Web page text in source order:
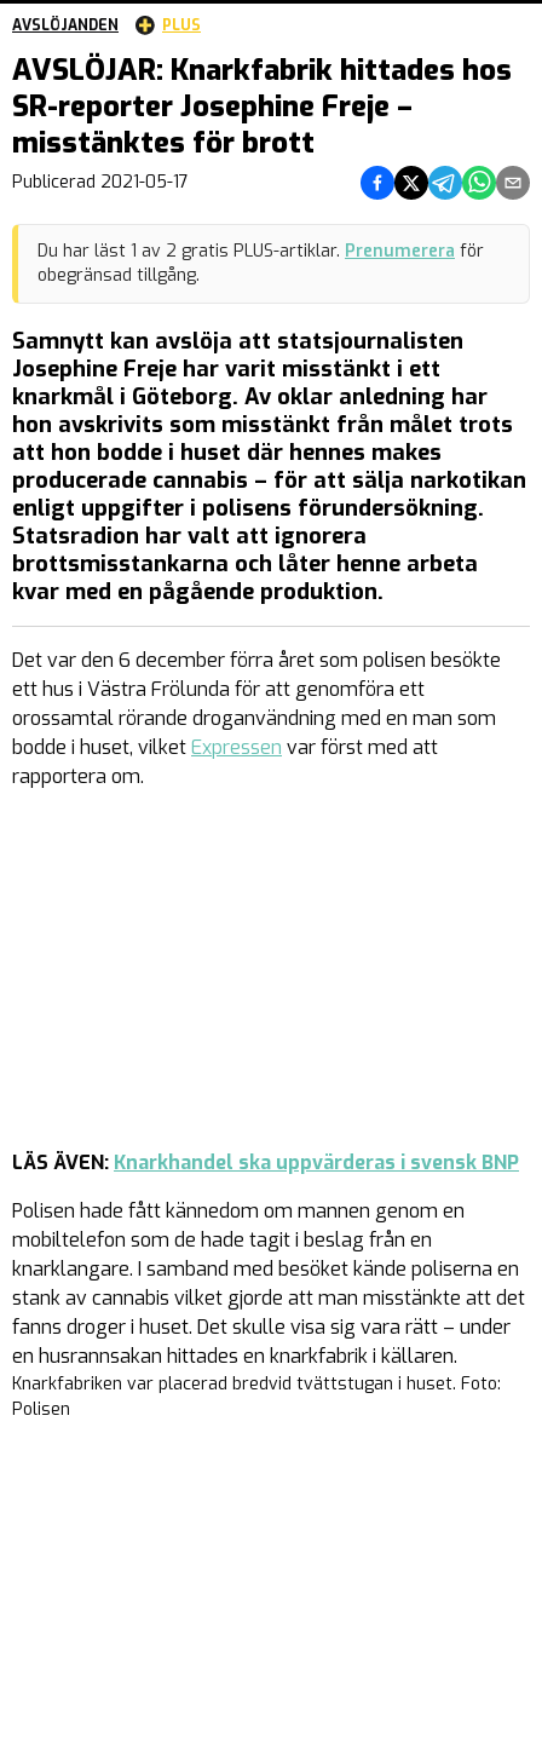
AVSLÖJANDEN
PLUS
AVSLÖJAR: Knarkfabrik hittades hos
SR-reporter Josephine Freje –
misstänktes för brott
Publicerad 2021-05-17 Dela på Facebook
Dela på Twitter
Dela påDela på
Dela
Du har läst 1 av 2 gratis PLUS-artiklar. Prenumerera för
obegränsad tillgång.
Samnytt kan avslöja att statsjournalisten
Josephine Freje har varit misstänkt i ett
knarkmål i Göteborg. Av oklar anledning har
hon avskrivits som misstänkt från målet trots
att hon bodde i huset där hennes makes
producerade cannabis – för att sälja narkotikan
enligt uppgifter i polisens förundersökning.
Statsradion har valt att ignorera
brottsmisstankarna och låter henne arbeta
kvar med en pågående produktion.
Det var den 6 december förra året som polisen besökte
ett hus i Västra Frölunda för att genomföra ett
orossamtal rörande droganvändning med en man som
bodde i huset, vilketExpressen var först med att
rapportera om.
LÄS ÄVEN: Knarkhandel ska uppvärderas i svensk BNP
Polisen hade fått kännedom om mannen genom en
mobiltelefon som de hade tagit i beslag från en
knarklangare. I samband med besöket kände poliserna en
stank av cannabis vilket gjorde att man misstänkte att det
fanns droger i huset. Det skulle visa sig vara rätt – under
en husrannsakan hittades en knarkfabrik i källaren.
Knarkfabriken var placerad bredvid tvättstugan i huset. Foto:
Polisen